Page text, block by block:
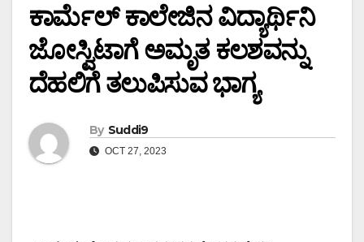
ಕಾರ್ಮೆಲ್ ಕಾಲೇಜಿನ ವಿದ್ಯಾರ್ಥಿನಿ
ಜೋಸ್ವಿಟಾಗೆ ಅಮೃತ ಕಲಶವನ್ನು
ದೆಹಲಿಗೆ ತಲುಪಿಸುವ ಭಾಗ್ಯ
By Suddi9
OCT 27, 2023